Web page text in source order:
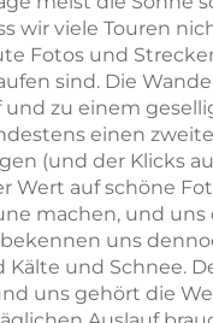
wir viele Touren
Fotos und
sind. Die
zu einem
einen
(und der Klicks
Wert auf schöne
machen, und uns
uns
Kälte und Schnee.
uns gehört die